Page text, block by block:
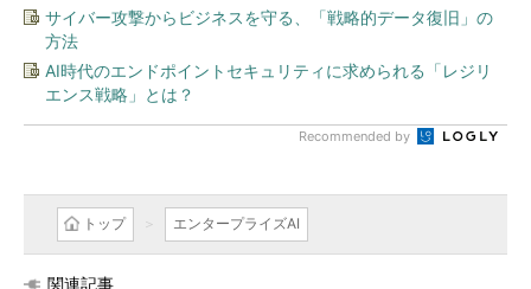
サイバー攻撃からビジネスを守る、「戦略的データ復旧」の
方法
AI時代のエンドポイントセキュリティに求められる「レジリ
エンス戦略」とは？
Recommended by
トップ エンタープライズAI
関連記事